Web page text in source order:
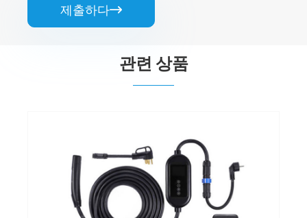
제출하다
관련 상품
11kW GBT 휴대용 EV 충전기
더보기 >>